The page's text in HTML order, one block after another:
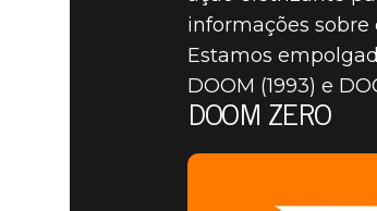
DOOM® Eternal 15 de
DOOM
informações
Estamos
DOOM (1993) e
DOOM ZERO